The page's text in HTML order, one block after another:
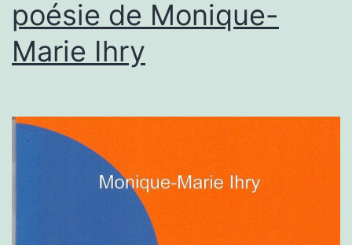
poésie de Monique-
Marie Ihry